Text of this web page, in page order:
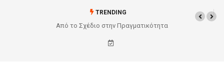
TRENDING
Από το Σχέδιο στην Πραγματικότητα